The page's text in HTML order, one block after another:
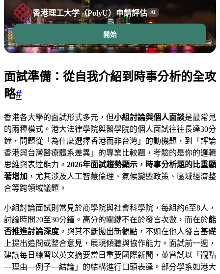
香港理工大学（PolyU）申請評估 AI
開始
面試準備：從自我介紹到時事分析的全攻
略#
香港各大學的面試形式多元，但小組討論與個人面談是最常見
的兩種模式。港大法律學院與醫學院的個人面試往往長達30分
鐘，問題從「為什麼選擇香港而非台灣」的動機題，到「評論
香港與台灣醫療體系差異」的專業比較題，考驗的是你的邏輯
思維與表達能力。 2026年面試趨勢顯示，時事分析題的比重顯
著增加 ，尤其涉及人工智慧倫理、氣候變遷政策、區域經濟整
合等跨領域議題。
小組討論面試則常見於商學院與社會科學院，每組約6至8人，
討論時間20至30分鐘。高分的關鍵不在於發言次數，而在於能
否推進討論深度 。與其不斷拋出新觀點，不如在他人發言基礎
上提出追問或整合意見，展現傾聽與協作能力。面試前一週，
建議每日練習以英文摘要當日重要國際新聞，並嘗試以「觀點
—理由—例子—結論」的結構進行口頭表達。部分學系如港大